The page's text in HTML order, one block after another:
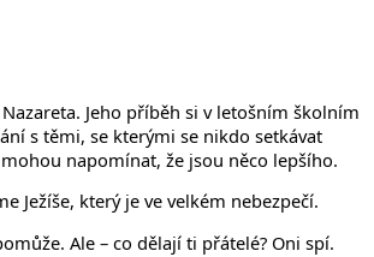
Jeho příběh si v letošním školním
s těmi, se kterými se nikdo setkávat
napomínat, že jsou něco lepšího.
který je ve velkém nebezpečí.
Ale – co dělají ti přátelé? Oni spí.